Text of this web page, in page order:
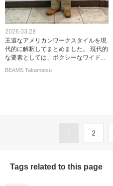
2026.03.28
王道なアメリカンワークスタイルを現
代的に解釈してまとめました。 現代的
な要素としては、ボクシーなワイド...
BEAMS Takamatsu
1 2
Tags related to this page